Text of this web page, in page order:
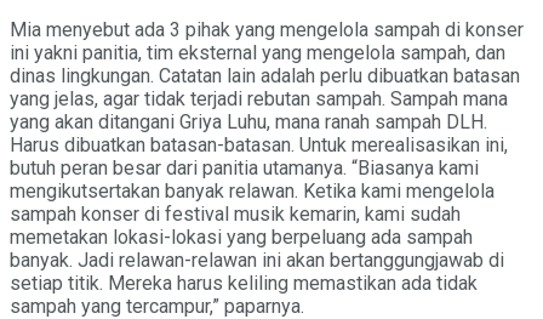
Mia menyebut ada 3 pihak yang mengelola sampah di konser
ini yakni panitia, tim eksternal yang mengelola sampah, dan
dinas lingkungan. Catatan lain adalah perlu dibuatkan batasan
yang jelas, agar tidak terjadi rebutan sampah. Sampah mana
yang akan ditangani Griya Luhu, mana ranah sampah DLH.
Harus dibuatkan batasan-batasan. Untuk merealisasikan ini,
butuh peran besar dari panitia utamanya. “Biasanya kami
mengikutsertakan banyak relawan. Ketika kami mengelola
sampah konser di festival musik kemarin, kami sudah
memetakan lokasi-lokasi yang berpeluang ada sampah
banyak. Jadi relawan-relawan ini akan bertanggungjawab di
setiap titik. Mereka harus keliling memastikan ada tidak
sampah yang tercampur,” paparnya.